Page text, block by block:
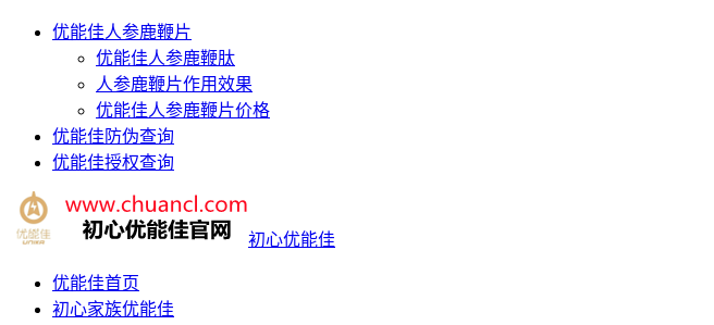
优能佳人参鹿鞭片
优能佳人参鹿鞭肽
人参鹿鞭片作用效果
优能佳人参鹿鞭片价格
优能佳防伪查询
优能佳授权查询
初心优能佳
优能佳首页
初心家族优能佳